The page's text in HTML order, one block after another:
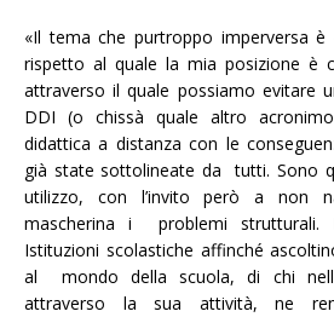
«Il tema che purtroppo imperversa è
rispetto al quale la mia posizione è
attraverso il quale possiamo evitare
DDI (o chissà quale altro
didattica a distanza con le
già state sottolineate da tutti. Sono
utilizzo, con l’invito però a non
mascherina i problemi strutturali.
Istituzioni scolastiche affinché
al mondo della scuola, di chi
attraverso la sua attività, ne